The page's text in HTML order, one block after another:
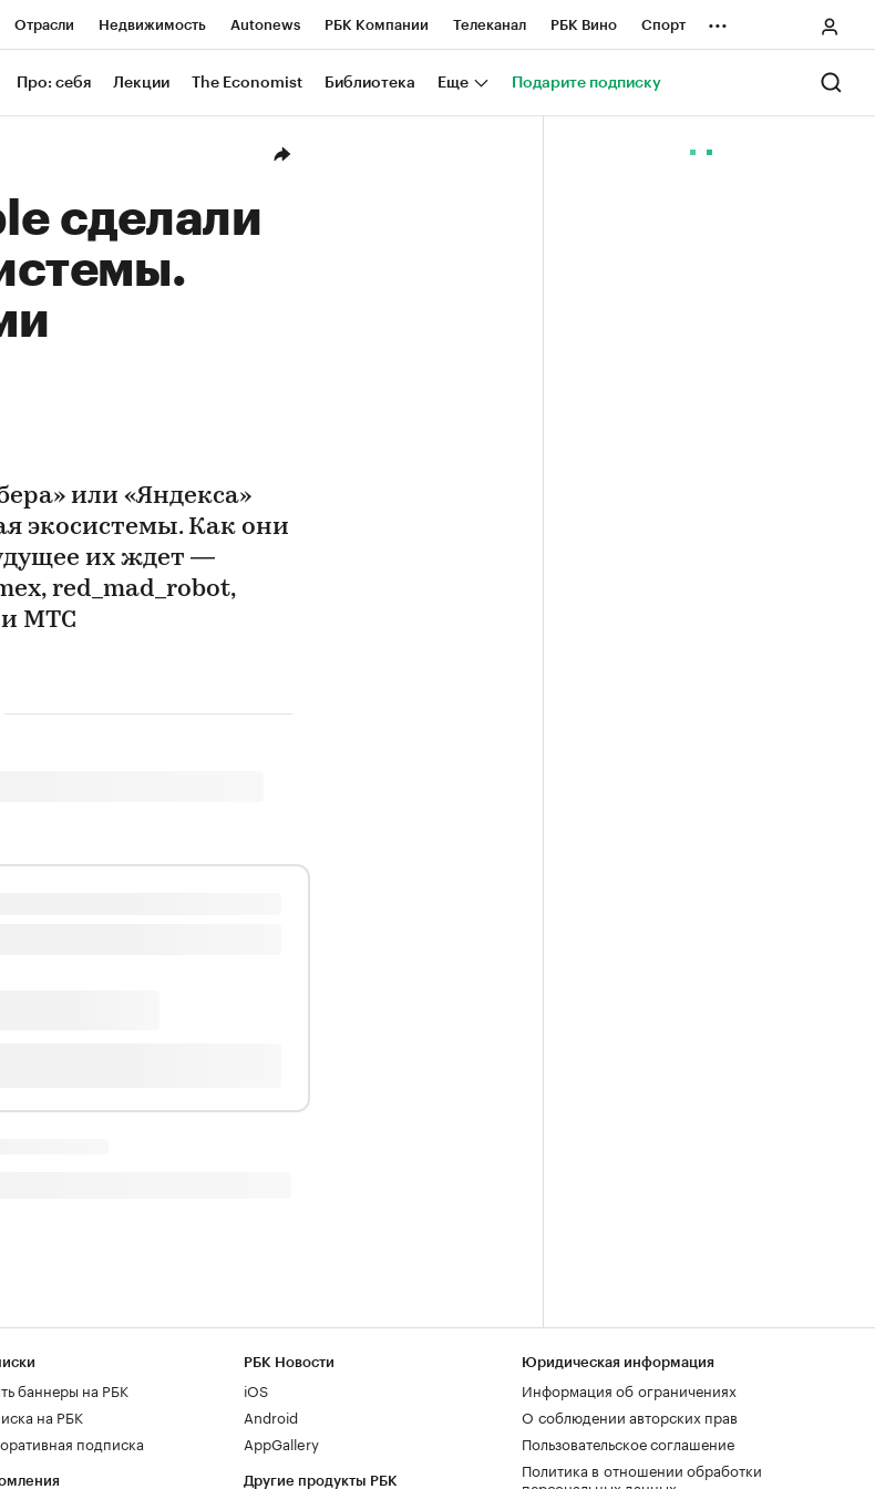
Отрасли Недвижимость Autonews РБК Компании Телеканал РБК Вино Спорт
РБК Life Тренды Визионеры Национальные проекты Город
...
Про: себя Лекции The Economist Библиотека Еще Подарите подписку
сделали
или «Яндекса»
экосистемы. Как они
их ждет —
red_mad_robot,
и МТС
баннеры на РБК
на РБК
подписка
РБК Новости
iOS
Android
AppGallery
Другие продукты РБК
Юридическая информация
Информация об ограничениях
О соблюдении авторских прав
Пользовательское соглашение
Политика в отношении обработки